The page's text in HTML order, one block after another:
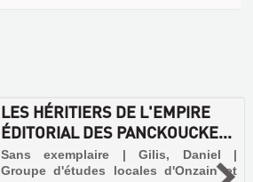
LES HÉRITIERS DE L'EMPIRE
ÉDITORIAL DES PANCKOUCKE...
Sans exemplaire | Gilis, Daniel |
Groupe d'études locales d'Onzain et